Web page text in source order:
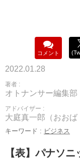
コメント
2022.01.28
著者 :
オトナンサー編集部
アドバイザー :
大庭真一郎（おおば
キーワード : ビジネス
【表】パナソ